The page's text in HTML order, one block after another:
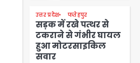
उत्तर प्रदेश फतेहपुर
सड़क में रखे पत्थर से
टकराने से गंभीर घायल
हुआ मोटरसाइकिल
सवार